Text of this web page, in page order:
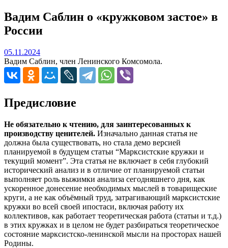
Вадим Саблин о «кружковом застое» в
России
05.11.202405.11.2024
Вадим Саблин, член Ленинского Комсомола.
Предисловие
Не обязательно к чтению, для заинтересованных к
производству ценителей. Изначально данная статья не
должна была существовать, но стала демо версией
планируемой в будущем статьи “Марксистские кружки и
текущий момент”. Эта статья не включает в себя глубокий
исторический анализ и в отличие от планируемой статьи
выполняет роль выжимки анализа сегодняшнего дня, как
ускоренное донесение необходимых мыслей в товарищеские
круги, а не как объёмный труд, затрагивающий марксистские
кружки во всей своей ипостаси, включая работу их
коллективов, как работает теоретическая работа (статьи и т.д.)
в этих кружках и в целом не будет разбираться теоретическое
состояние марксистско-ленинской мысли на просторах нашей
Родины.